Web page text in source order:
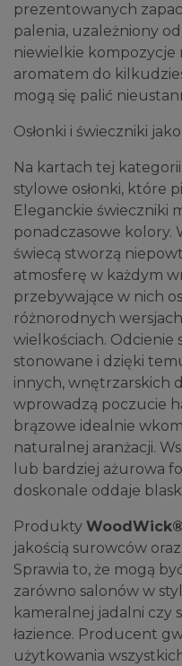
prezentowanych
palenia, uzależniony
niewielkie
aromatem do
mogą się palić
Osłonki i świeczniki
Na kartach tej
stylowe osłonki, które
Eleganckie świeczniki
ponadczasowe kolory.
świecą stworzą
atmosferę w każdym
przebywające w nich
różnorodnych
wielkościach. Odcienie
stonowane i dzięki
innych, wnętrzarskich
wprowadzą poczucie
brązowe idealnie
naturalnej aranżacji.
lub bardziej ażurowa
doskonale oddaje
Produkty WoodWick®
jakością surowców
Sprawia to, że mogą
zarówno salonów w
kameralnej jadalni czy
łazience. Producent
użytkowania